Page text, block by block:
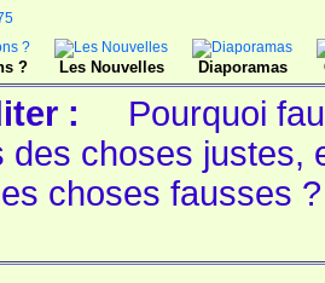
? Les Nouvelles Diaporamas
:
Pourquoi
des choses justes,
choses fausses